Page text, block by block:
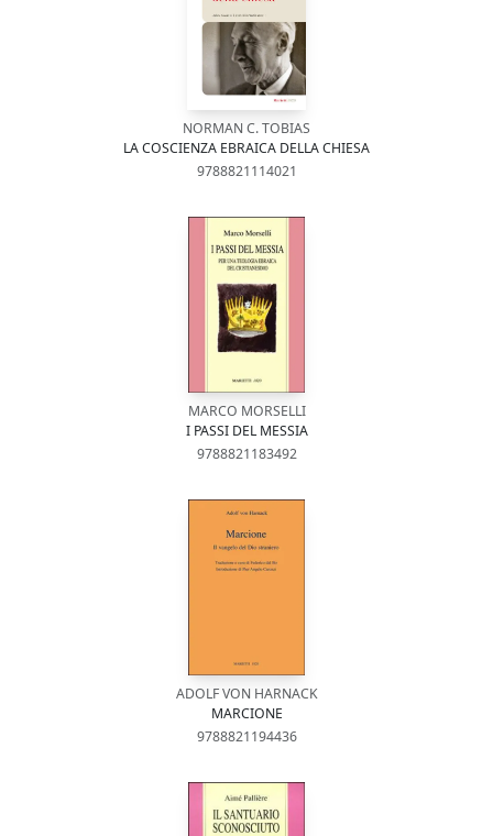
NORMAN C. TOBIAS
LA COSCIENZA EBRAICA DELLA CHIESA
9788821114021
MARCO MORSELLI
I PASSI DEL MESSIA
9788821183492
ADOLF VON HARNACK
MARCIONE
9788821194436